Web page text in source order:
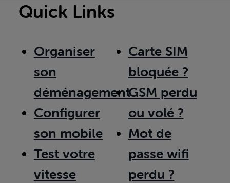
Quick Links
Organiser
son
déménagement
Configurer
son mobile
Test votre
vitesse
Carte SIM
bloquée ?
GSM perdu
ou volé ?
Mot de
passe wifi
perdu ?